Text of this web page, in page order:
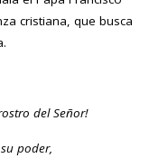
cristiana, que busca
del Señor!
poder,